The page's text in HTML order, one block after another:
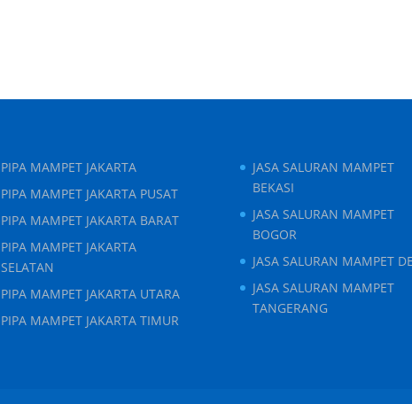
PIPA MAMPET JAKARTA
PIPA MAMPET JAKARTA PUSAT
PIPA MAMPET JAKARTA BARAT
PIPA MAMPET JAKARTA
SELATAN
PIPA MAMPET JAKARTA UTARA
PIPA MAMPET JAKARTA TIMUR
JASA SALURAN MAMPET
BEKASI
JASA SALURAN MAMPET
BOGOR
JASA SALURAN MAMPET
JASA SALURAN MAMPET
TANGERANG